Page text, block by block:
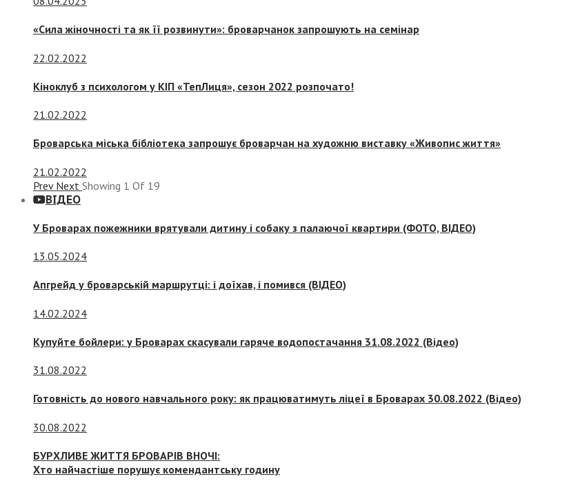
«Сила жіночності та як її розвинути»: броварчанок запрошують на семінар
22.02.2022
Кіноклуб з психологом у КІП «ТепЛиця», сезон 2022 розпочато!
21.02.2022
Броварська міська бібліотека запрошує броварчан на художню виставку «Живопис життя»
21.02.2022
Prev Next Showing 1 Of 19
ВІДЕО
У Броварах пожежники врятували дитину і собаку з палаючої квартири (ФОТО, ВІДЕО)
13.05.2024
Апгрейд у броварській маршрутці: і доїхав, і помився (ВІДЕО)
14.02.2024
Купуйте бойлери: у Броварах скасували гаряче водопостачання 31.08.2022 (Відео)
31.08.2022
Готовність до нового навчального року: як працюватимуть ліцеї в Броварах 30.08.2022 (Відео)
30.08.2022
БУРХЛИВЕ ЖИТТЯ БРОВАРІВ ВНОЧІ:
Хто найчастіше порушує комендантську годину